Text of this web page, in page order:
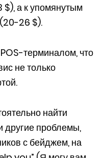
$), а к упомянутым
26 $).
терминалом, что
не только
найти
другие проблемы,
с бейджем, на